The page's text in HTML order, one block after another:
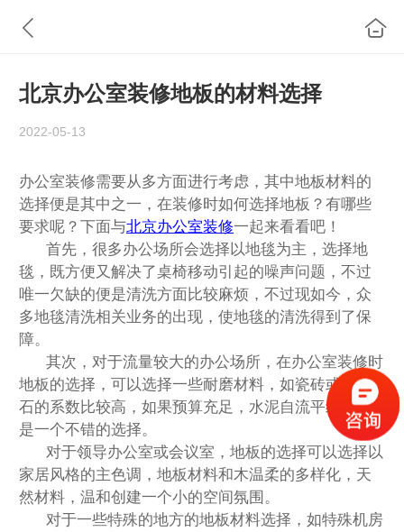
北京办公室装修地板的材料选择
2022-05-13
办公室装修需要从多方面进行考虑，其中地板材料的
选择便是其中之一，在装修时如何选择地板？有哪些
要求呢？下面与北京办公室装修一起来看看吧！
首先，很多办公场所会选择以地毯为主，选择地
毯，既方便又解决了桌椅移动引起的噪声问题，不过
唯一欠缺的便是清洗方面比较麻烦，不过现如今，众
多地毯清洗相关业务的出现，使地毯的清洗得到了保
障。
其次，对于流量较大的办公场所，在办公室装修时
地板的选择，可以选择一些耐磨材料，如瓷砖或大理
石的系数比较高，如果预算充足，水泥自流平纳米也
是一个不错的选择。
对于领导办公室或会议室，地板的选择可以选择以
家居风格的主色调，地板材料和木温柔的多样化，天
然材料，温和创建一个小的空间氛围。
对于一些特殊的地方的地板材料选择，如特殊机房